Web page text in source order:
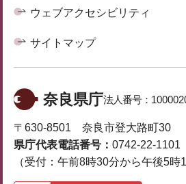
ウェブアクセシビリティ
サイトマップ
奈良県庁法人番号：
〒630-8501 奈良市登大路町30
県庁代表電話番号： 0742-22-1101
（受付：午前8時30分から午後5時